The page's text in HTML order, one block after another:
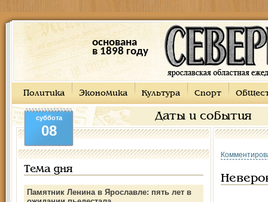
основана
в 1898 году
Политика Экономика Культура Спорт
Даты и события
суббота
08
Тема дня
Памятник Ленина в Ярославле: пять лет в